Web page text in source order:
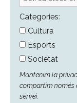
electrònic
*Categories:
Cultura
Esports
Societat
Mantenim la
compartim només
servei.